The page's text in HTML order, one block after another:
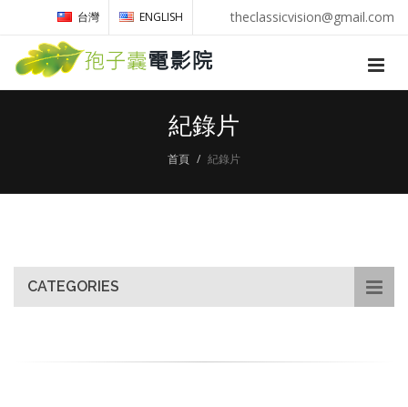
theclassicvision@gmail.com
台灣 ENGLISH
紀錄片
首頁 紀錄片
CATEGORIES